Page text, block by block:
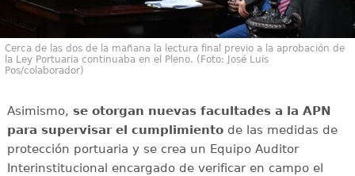
Cerca de las dos de la mañana la lectura final previo a la aprobación de
la Ley Portuaria continuaba en el Pleno. (Foto: José Luis
Pos/colaborador)
Asimismo, se otorgan nuevas facultades a la APN
para supervisar el cumplimientode las medidas de
protección portuaria y se crea un Equipo Auditor
Interinstitucional encargado de verificar en campo el